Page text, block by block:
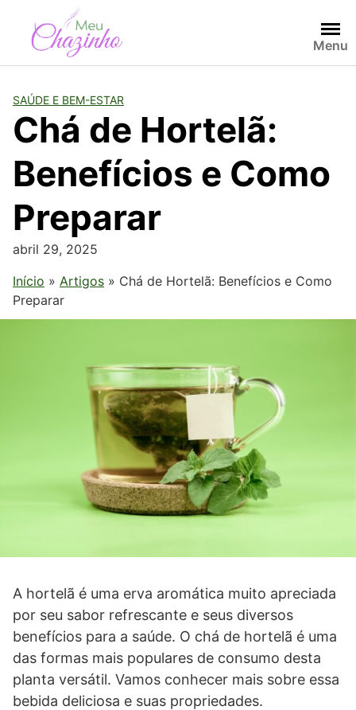
Menu
SAÚDE E BEM-ESTAR
Chá de Hortelã:
Benefícios e Como
Preparar
abril 29, 2025
Início » Artigos » Chá de Hortelã: Benefícios e Como
Preparar
A hortelã é uma erva aromática muito apreciada
por seu sabor refrescante e seus diversos
benefícios para a saúde. O chá de hortelã é uma
das formas mais populares de consumo desta
planta versátil. Vamos conhecer mais sobre essa
bebida deliciosa e suas propriedades.